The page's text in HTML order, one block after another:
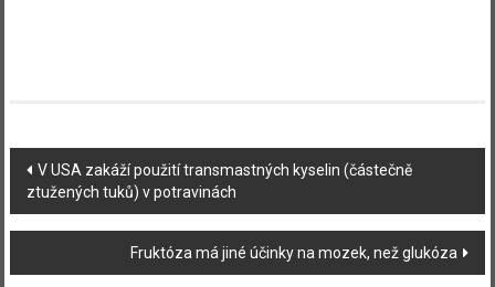
Navigace
příspěvku
V USA zakáží použití transmastných kyselin (částečně
ztužených tuků) v potravinách
Fruktóza má jiné účinky na mozek, než glukóza